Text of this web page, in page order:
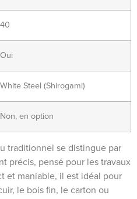
40
Oui
White Steel (Shirogami)
Non, en option
traditionnel se distingue par
précis, pensé pour les travaux
et maniable, il est idéal pour
le bois fin, le carton ou